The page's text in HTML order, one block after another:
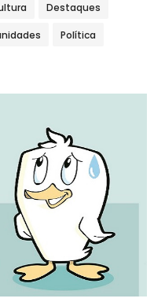
Destaques
Política